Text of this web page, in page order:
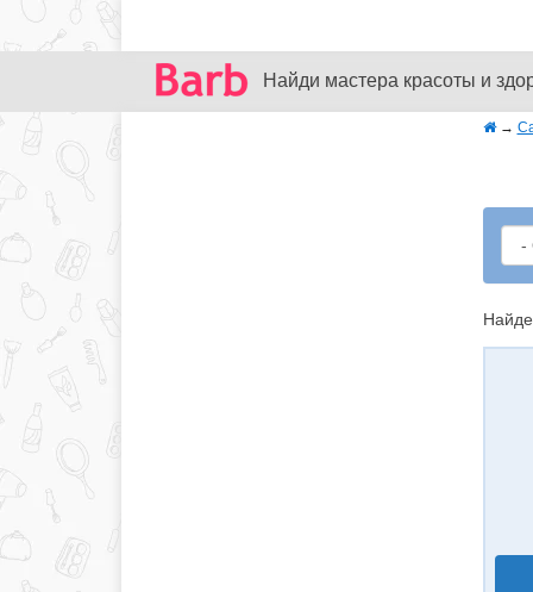
Найди мастера красоты и
→